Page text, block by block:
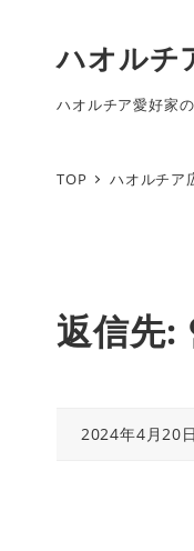
ハオルチ
ハオルチア愛好家
TOP ハオルチ
返信先:
2024年4月20